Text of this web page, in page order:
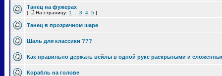
Танец на фужерах
[ На страницу: 1 3 4 5 ]
Танец в прозрачном шаре
Шаль для классики ???
Как правильно держать вейлы в одной руке раскрытыми и
Корабль на голове